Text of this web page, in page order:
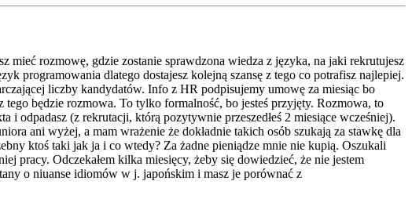
mieć rozmowę, gdzie zostanie sprawdzona wiedza z języka, na jaki rekrutujesz
programowania dlatego dostajesz kolejną szansę z tego co potrafisz najlepiej.
liczby kandydatów. Info z HR podpisujemy umowę za miesiąc bo
będzie rozmowa. To tylko formalność, bo jesteś przyjęty. Rozmowa, to
odpadasz (z rekrutacji, którą pozytywnie przeszedłeś 2 miesiące wcześniej).
ani wyżej, a mam wrażenie że dokładnie takich osób szukają za stawkę dla
ktoś taki jak ja i co wtedy? Za żadne pieniądze mnie nie kupią. Oszukali
pracy. Odczekałem kilka miesięcy, żeby się dowiedzieć, że nie jestem
o niuanse idiomów w j. japońskim i masz je porównać z